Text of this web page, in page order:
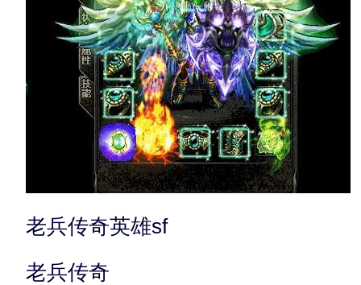
老兵传奇英雄sf
老兵传奇